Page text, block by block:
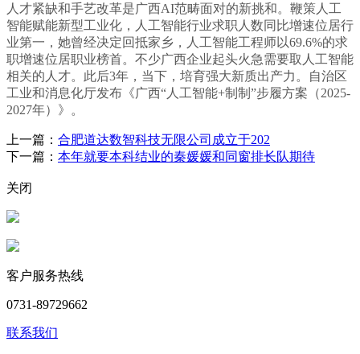
人才紧缺和手艺改革是广西AI范畴面对的新挑和。鞭策人工
智能赋能新型工业化，人工智能行业求职人数同比增速位居行
业第一，她曾经决定回抵家乡，人工智能工程师以69.6%的求
职增速位居职业榜首。不少广西企业起头火急需要取人工智能
相关的人才。此后3年，当下，培育强大新质出产力。自治区
工业和消息化厅发布《广西“人工智能+制制”步履方案（2025-
2027年）》。
上一篇： 合肥道达数智科技无限公司成立于202
下一篇： 本年就要本科结业的秦媛媛和同窗排长队期待
关闭
客户服务热线
0731-89729662
联系我们